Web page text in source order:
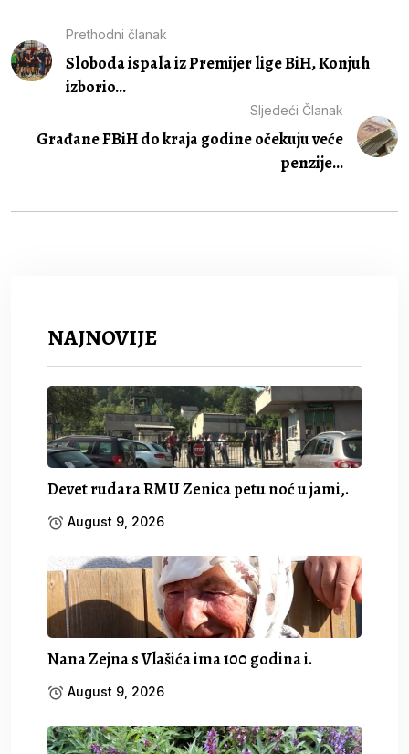
Prethodni članak
Sloboda ispala iz Premijer lige BiH, Konjuh
izborio...
Sljedeći Članak
Građane FBiH do kraja godine očekuju veće
penzije...
NAJNOVIJE
Devet rudara RMU Zenica petu noć u jami,.
August 9, 2026
Nana Zejna s Vlašića ima 100 godina i.
August 9, 2026